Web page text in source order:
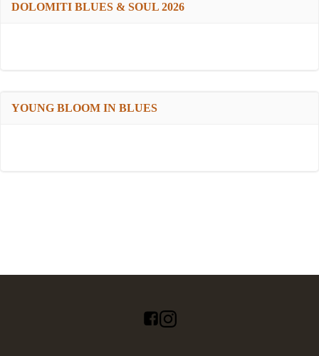
DOLOMITI BLUES & SOUL 2026
YOUNG BLOOM IN BLUES